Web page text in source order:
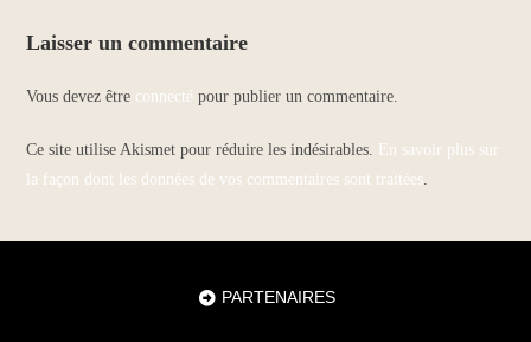
Laisser un commentaire
Vous devez être connecté pour publier un commentaire.
Ce site utilise Akismet pour réduire les indésirables.
En savoir plus sur
la façon dont les données de vos commentaires sont traitées.
PARTENAIRES